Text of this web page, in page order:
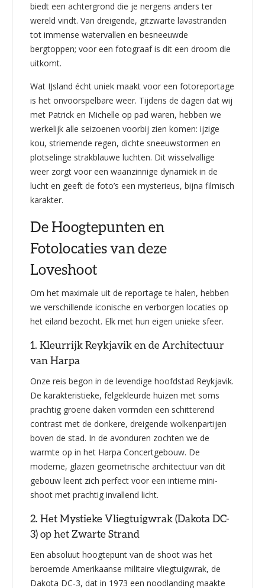
biedt een achtergrond die je nergens anders ter
wereld vindt. Van dreigende, gitzwarte lavastranden
tot immense watervallen en besneeuwde
bergtoppen; voor een fotograaf is dit een droom die
uitkomt.
Wat IJsland écht uniek maakt voor een fotoreportage
is het onvoorspelbare weer. Tijdens de dagen dat wij
met Patrick en Michelle op pad waren, hebben we
werkelijk alle seizoenen voorbij zien komen: ijzige
kou, striemende regen, dichte sneeuwstormen en
plotselinge strakblauwe luchten. Dit wisselvallige
weer zorgt voor een waanzinnige dynamiek in de
lucht en geeft de foto’s een mysterieus, bijna filmisch
karakter.
De Hoogtepunten en
Fotolocaties van deze
Loveshoot
Om het maximale uit de reportage te halen, hebben
we verschillende iconische en verborgen locaties op
het eiland bezocht. Elk met hun eigen unieke sfeer.
1. Kleurrijk Reykjavik en de Architectuur
van Harpa
Onze reis begon in de levendige hoofdstad Reykjavik.
De karakteristieke, felgekleurde huizen met soms
prachtig groene daken vormden een schitterend
contrast met de donkere, dreigende wolkenpartijen
boven de stad. In de avonduren zochten we de
warmte op in het Harpa Concertgebouw. De
moderne, glazen geometrische architectuur van dit
gebouw leent zich perfect voor een intieme mini-
shoot met prachtig invallend licht.
2. Het Mystieke Vliegtuigwrak (Dakota DC-
3) op het Zwarte Strand
Een absoluut hoogtepunt van de shoot was het
beroemde Amerikaanse militaire vliegtuigwrak, de
Dakota DC-3, dat in 1973 een noodlanding maakte